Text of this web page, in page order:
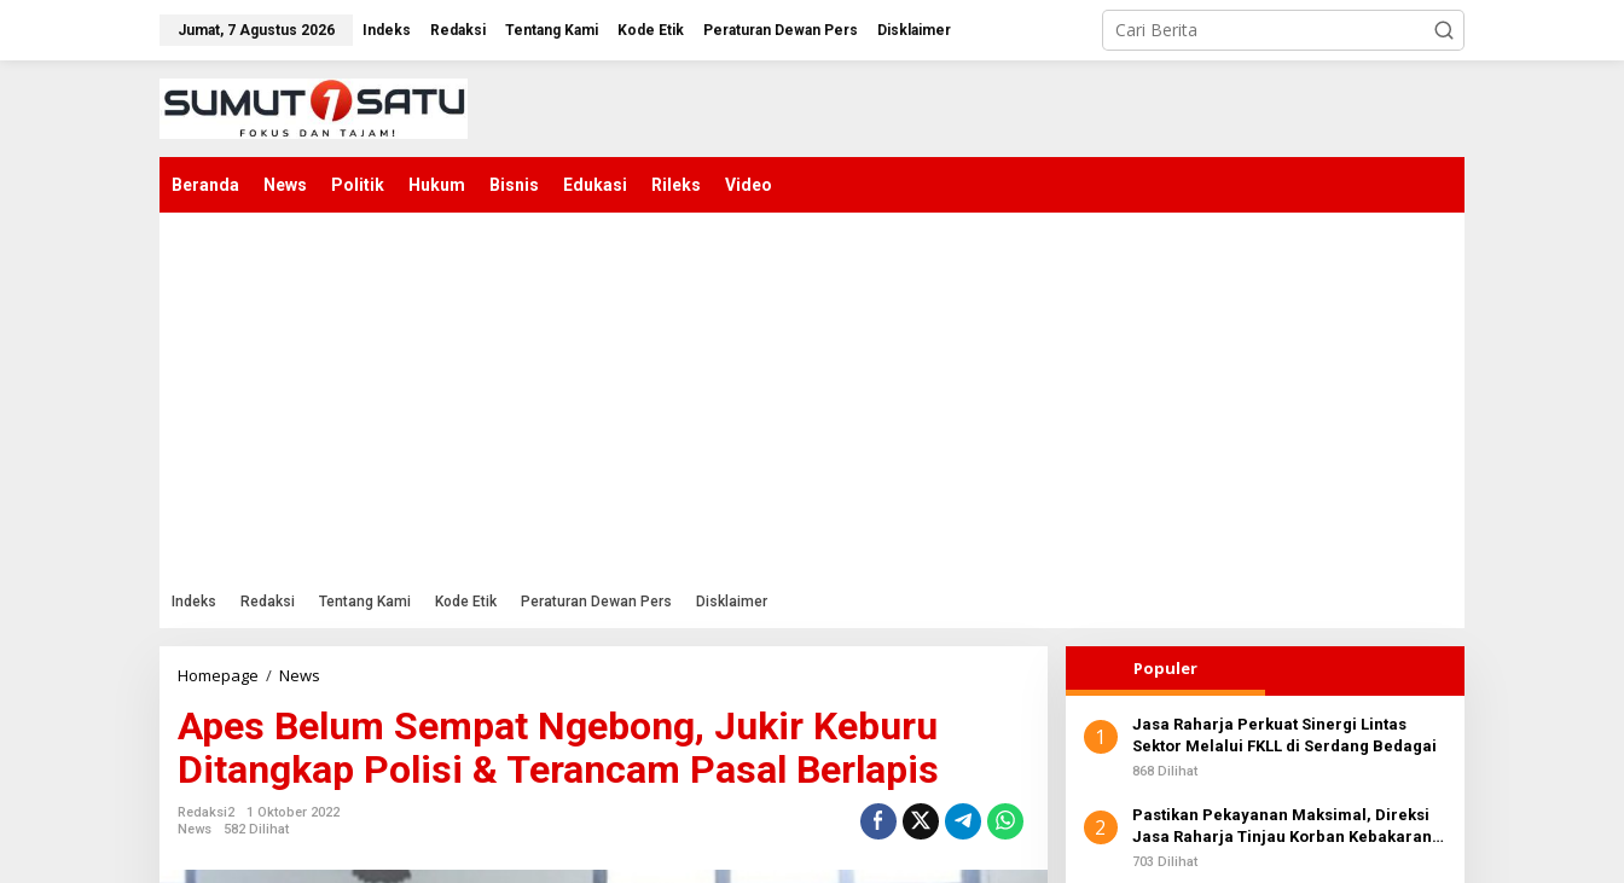
Jumat, 7 Agustus 2026 Indeks Redaksi Tentang Kami Kode Etik Peraturan Dewan Pers Disklaimer
Beranda News Politik Hukum Bisnis Edukasi Rileks Video
Indeks Redaksi Tentang Kami Kode Etik Peraturan Dewan Pers Disklaimer
Homepage / News
e
s
B
e
l
S
Apes Belum Sempat Ngebong, Jukir Keburu
Ditangkap Polisi & Terancam Pasal Berlapis
Redaksi2
1 Oktober 2022
News
582 Dilihat
Populer
1
Jasa Raharja Perkuat Sinergi Lintas
Sektor Melalui FKLL di Serdang Bedagai
868 Dilihat
2
Pastikan Pekayanan Maksimal, Direksi
Jasa Raharja Tinjau Korban Kebakaran
KM Mutiara Sentosa II
703 Dilihat